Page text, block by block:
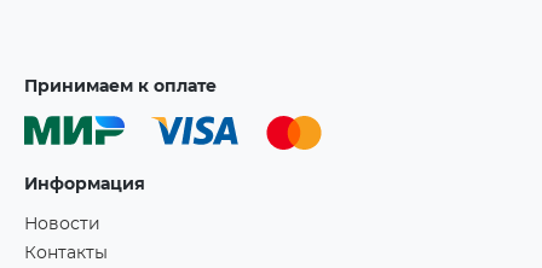
Принимаем к оплате
Информация
Новости
Контакты